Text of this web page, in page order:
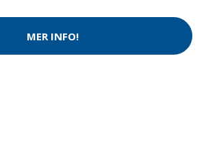
MER INFO!